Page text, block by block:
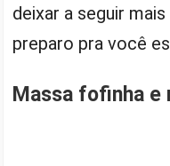
deixar a seguir
preparo pra você
Massa fofinha e